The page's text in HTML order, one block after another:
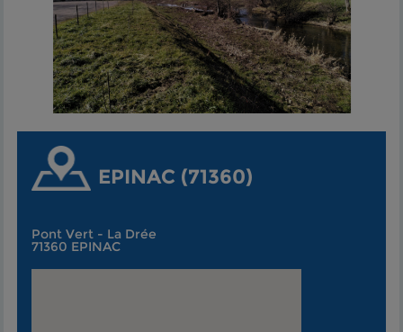
EPINAC (71360)
Pont Vert - La Drée
71360 EPINAC